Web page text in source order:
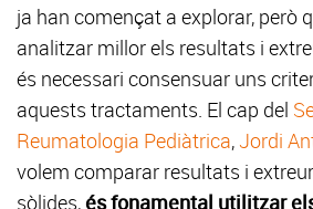
ja han començat a explorar, però
analitzar millor els resultats i
és necessari consensuar uns
aquests tractaments. El cap del
Reumatologia Pediàtrica,Jordi
volem comparar resultats i
sòlides,és fonamental utilitzar